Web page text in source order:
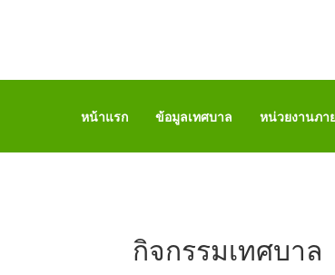
หน้าแรก ข้อมูลเทศบาล หน่วยงานภา
กิจกรรมเทศบาล